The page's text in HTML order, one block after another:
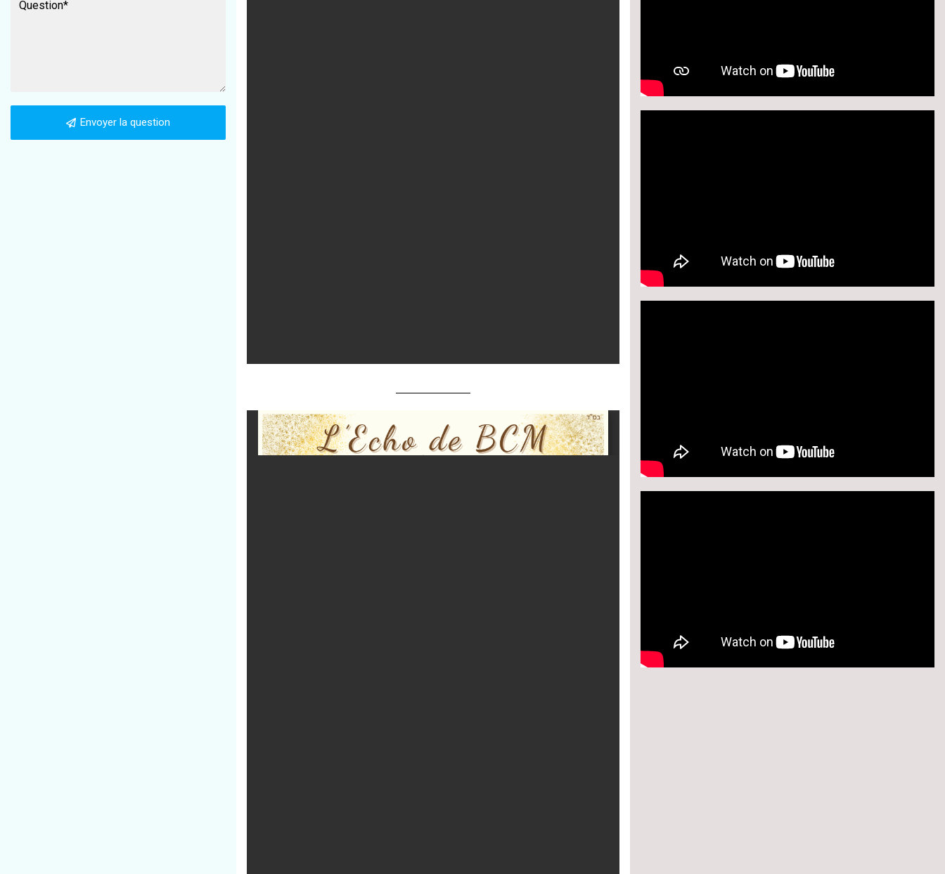
Envoyer la question